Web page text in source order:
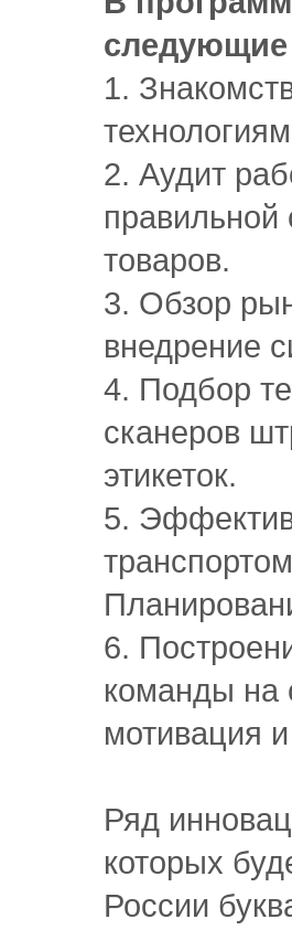
1.
2. Аудит
правильной
товаров.
3. Обзор
внедрение
4. Подбор
сканеров
этикеток.
5.
6.
команды на
мотивация
Ряд
которых
России